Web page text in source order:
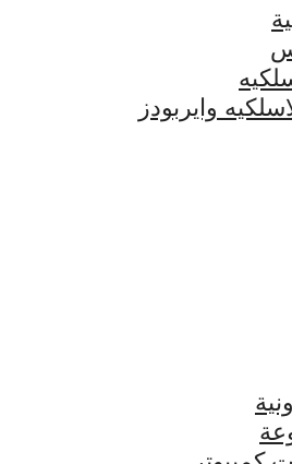
وايربودز